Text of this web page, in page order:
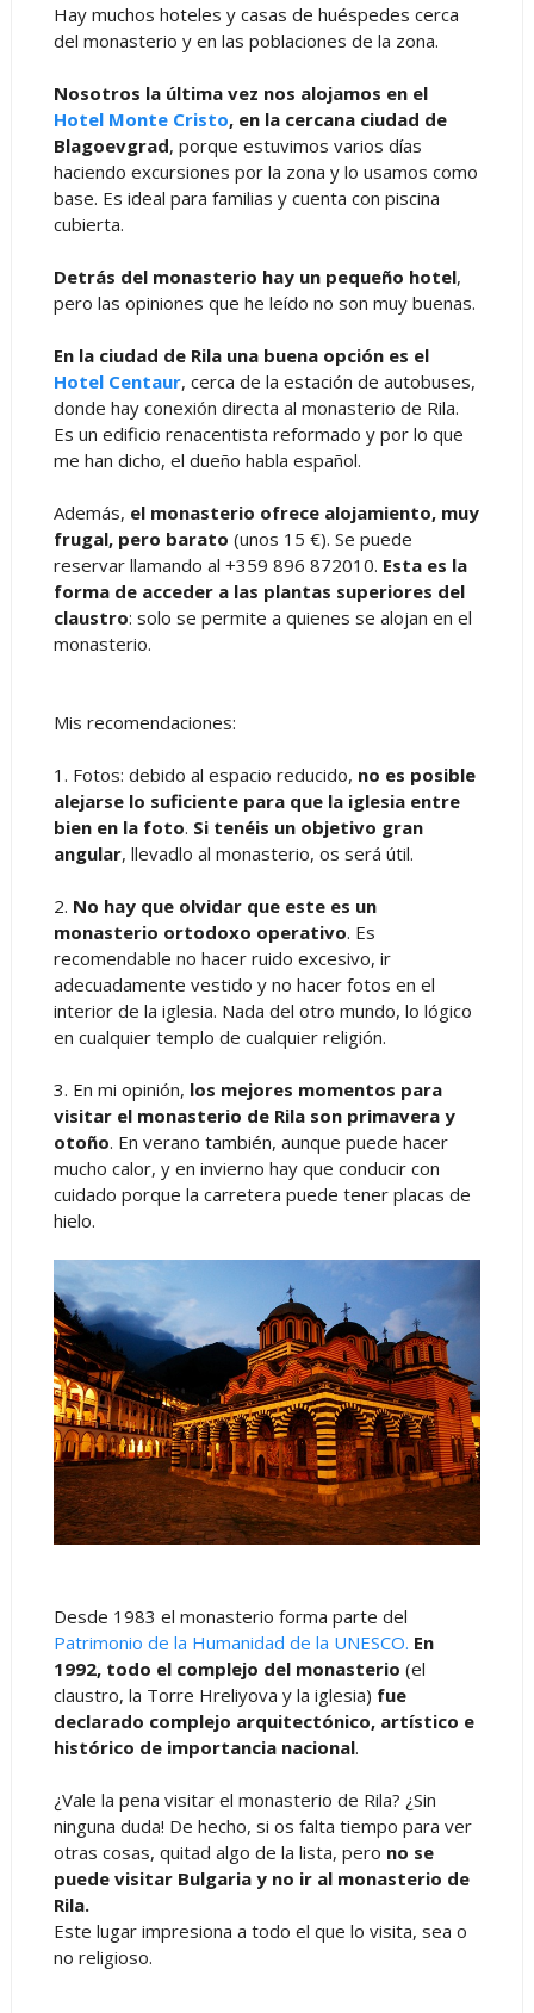
Hay muchos hoteles y casas de huéspedes cerca
del monasterio y en las poblaciones de la zona.
Nosotros la última vez nos alojamos en el
Hotel Monte Cristo, en la cercana ciudad de
Blagoevgrad, porque estuvimos varios días
haciendo excursiones por la zona y lo usamos como
base. Es ideal para familias y cuenta con piscina
cubierta.
Detrás del monasterio hay un pequeño hotel,
pero las opiniones que he leído no son muy buenas.
En la ciudad de Rila una buena opción es el
Hotel Centaur, cerca de la estación de autobuses,
donde hay conexión directa al monasterio de Rila.
Es un edificio renacentista reformado y por lo que
me han dicho, el dueño habla español.
Además, el monasterio ofrece alojamiento, muy
frugal, pero barato (unos 15 €). Se puede
reservar llamando al +359 896 872010. Esta es la
forma de acceder a las plantas superiores del
claustro: solo se permite a quienes se alojan en el
monasterio.
Mis recomendaciones:
1. Fotos: debido al espacio reducido, no es posible
alejarse lo suficiente para que la iglesia entre
bien en la foto. Si tenéis un objetivo gran
angular, llevadlo al monasterio, os será útil.
2. No hay que olvidar que este es un
monasterio ortodoxo operativo. Es
recomendable no hacer ruido excesivo, ir
adecuadamente vestido y no hacer fotos en el
interior de la iglesia. Nada del otro mundo, lo lógico
en cualquier templo de cualquier religión.
3. En mi opinión, los mejores momentos para
visitar el monasterio de Rila son primavera y
otoño. En verano también, aunque puede hacer
mucho calor, y en invierno hay que conducir con
cuidado porque la carretera puede tener placas de
hielo.
Desde 1983 el monasterio forma parte del
Patrimonio de la Humanidad de la UNESCO. En
1992, todo el complejo del monasterio (el
claustro, la Torre Hreliyova y la iglesia) fue
declarado complejo arquitectónico, artístico e
histórico de importancia nacional.
¿Vale la pena visitar el monasterio de Rila? ¿Sin
ninguna duda! De hecho, si os falta tiempo para ver
otras cosas, quitad algo de la lista, pero no se
puede visitar Bulgaria y no ir al monasterio de
Rila.
Este lugar impresiona a todo el que lo visita, sea o
no religioso.